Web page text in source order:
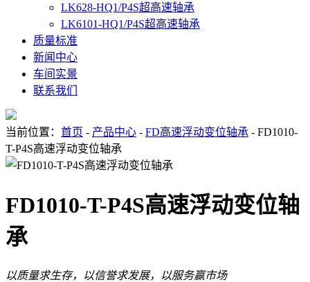
LK628-HQ1/P4S超高速轴承
LK6101-HQ1/P4S超高速轴承
质量标准
新闻中心
车间实景
联系我们
当前位置： 首页 - 产品中心 - FD高速浮动变位轴承 - FD1010-
T-P4S高速浮动变位轴承
FD1010-T-P4S高速浮动变位轴
承
以质量求生存，以信誉求发展，以服务赢市场